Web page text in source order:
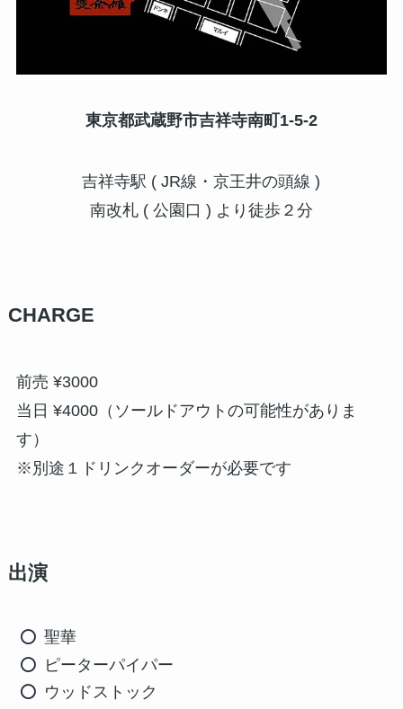
東京都武蔵野市吉祥寺南町1-5-2
吉祥寺駅 ( JR線・京王井の頭線 )
南改札 ( 公園口 ) より徒歩２分
CHARGE
前売 ¥3000
当日 ¥4000（ソールドアウトの可能性がありま
す）
※別途１ドリンクオーダーが必要です
出演
聖華
ピーターパイパー
ウッドストック